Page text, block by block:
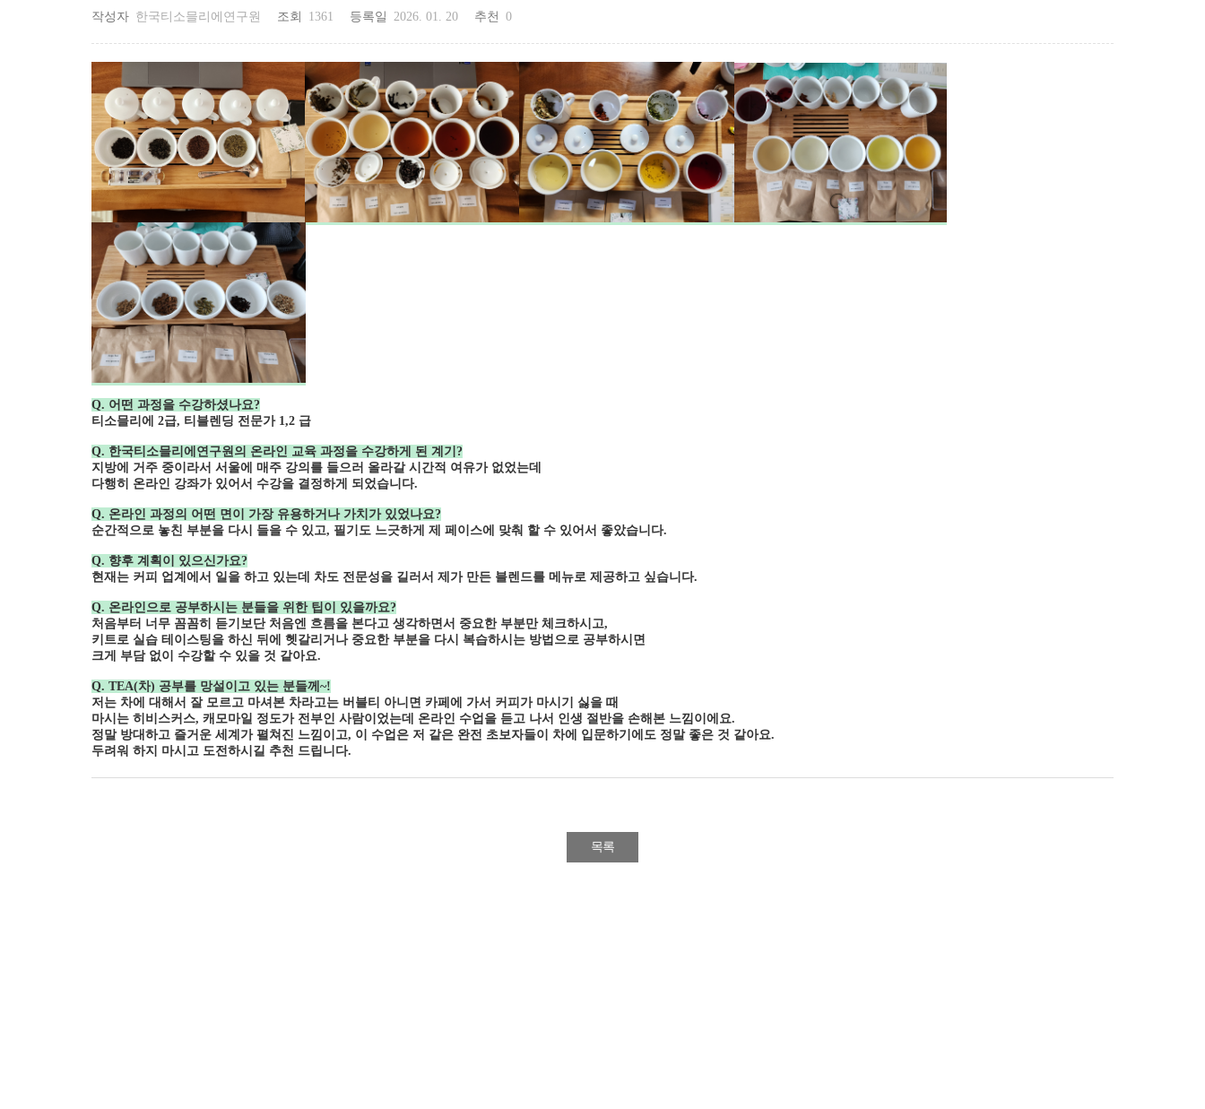
작성자 한국티소믈리에연구원 조회 1361 등록일 2026. 01. 20 추천 0
Q. 어떤 과정을 수강하셨나요?
티소믈리에 2급, 티블렌딩 전문가 1,2 급
Q. 한국티소믈리에연구원의 온라인 교육 과정을 수강하게 된 계기?
지방에 거주 중이라서 서울에 매주 강의를 들으러 올라갈 시간적 여유가 없었는데
다행히 온라인 강좌가 있어서 수강을 결정하게 되었습니다.
Q. 온라인 과정의 어떤 면이 가장 유용하거나 가치가 있었나요?
순간적으로 놓친 부분을 다시 들을 수 있고, 필기도 느긋하게 제 페이스에 맞춰 할 수 있어서 좋았습니다.
Q. 향후 계획이 있으신가요?
현재는 커피 업계에서 일을 하고 있는데 차도 전문성을 길러서 제가 만든 블렌드를 메뉴로 제공하고 싶습니다.
Q. 온라인으로 공부하시는 분들을 위한 팁이 있을까요?
처음부터 너무 꼼꼼히 듣기보단 처음엔 흐름을 본다고 생각하면서 중요한 부분만 체크하시고,
키트로 실습 테이스팅을 하신 뒤에 헷갈리거나 중요한 부분을 다시 복습하시는 방법으로 공부하시면
크게 부담 없이 수강할 수 있을 것 같아요.
Q. TEA(차) 공부를 망설이고 있는 분들께~!
저는 차에 대해서 잘 모르고 마셔본 차라고는 버블티 아니면 카페에 가서 커피가 마시기 싫을 때
마시는 히비스커스, 캐모마일 정도가 전부인 사람이었는데 온라인 수업을 듣고 나서 인생 절반을 손해본 느낌이에요.
정말 방대하고 즐거운 세계가 펼쳐진 느낌이고, 이 수업은 저 같은 완전 초보자들이 차에 입문하기에도 정말 좋은 것 같아요.
두려워 하지 마시고 도전하시길 추천 드립니다.
목록